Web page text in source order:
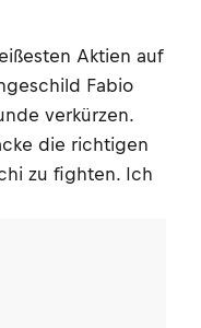
Aktien auf
Fabio
verkürzen.
die richtigen
zu fighten. Ich